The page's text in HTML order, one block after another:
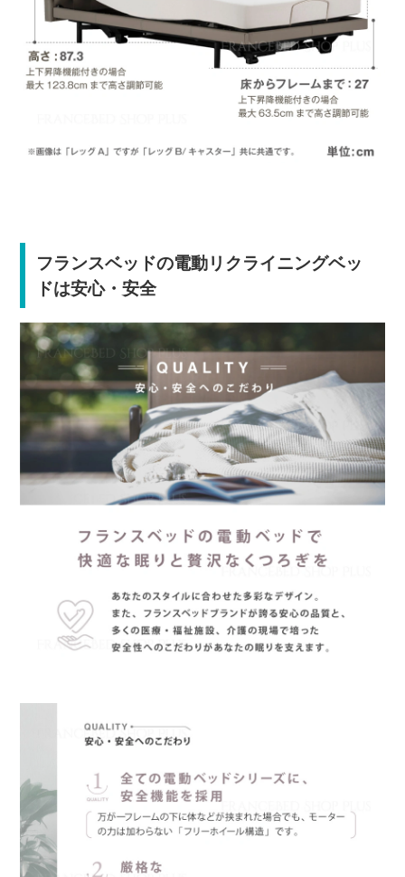
フランスベッドの電動リクライニングベッ
ドは安心・安全